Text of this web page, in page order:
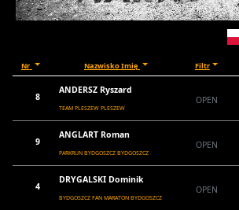
Nr Nazwisko Imię Filtr
8
ANDERSZ Ryszard
TEAM PLESZEW PLESZEW
OPEN
9
ANGLART Roman
PARKRUN BYDGOSZCZ BYDGOSZCZ
OPEN
4
DRYGALSKI Dominik
BYDGOSZCZ FAN MARATON BYDGOSZCZ
OPEN